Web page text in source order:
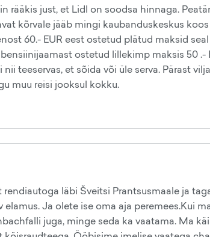
rääkis just, et Lidl on soodsa hinnaga.
kõrvale jääb mingi kaubanduskeskus
60.- EUR eest ostetud plätud maksid
ostetud lillekimp maksis 50
teeservas, et sõida või üle serva. Pärast
muu reisi jooksul kokku.
rendiautoga läbi Šveitsi Prantsusmaale ja
Ja olete ise oma aja peremees.Kui
juga, minge seda ka vaatama. Ma